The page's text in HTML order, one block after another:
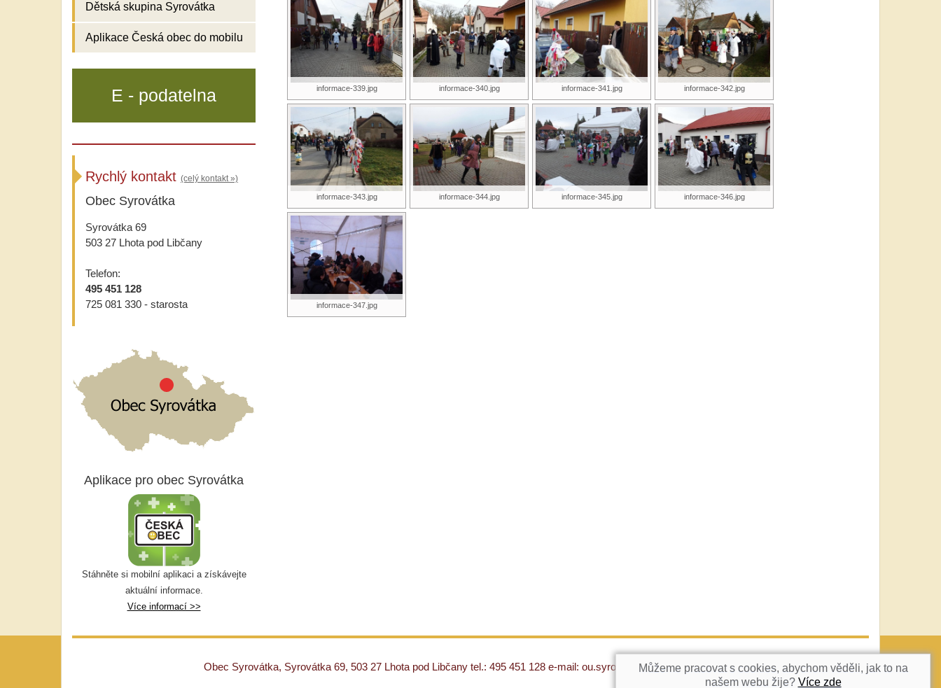
Dětská skupina Syrovátka
Aplikace Česká obec do mobilu
informace-339.jpg informace-340.jpg informace-341.jpg informace-342.jpg
informace-343.jpg informace-344.jpg informace-345.jpg informace-346.jpg
informace-347.jpg
E - podatelna
Rychlý kontakt (celý kontakt »)
Obec Syrovátka
Syrovátka 69
503 27 Lhota pod Libčany
Telefon:
495 451 128
725 081 330 - starosta
Aplikace pro obec Syrovátka
Stáhněte si mobilní aplikaci a získávejte
aktuální informace.
Více informací >>
NAHORU
Obec Syrovátka, Syrovátka 69, 503 27 Lhota pod Libčany tel.: 495 451 128 e-mail: ou.syrovatka@c-box.czMůžeme pracovat s cookies, abychom věděli, jak to na
našem webu žije? Více zde